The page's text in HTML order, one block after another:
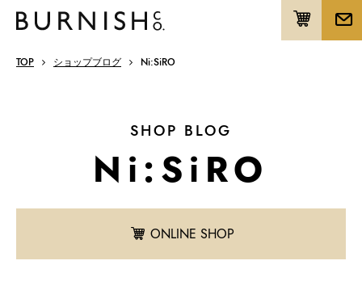
TOP ショップブログ Ni:SiRO
SHOP BLOG
Ni:SiRO
ONLINE SHOP